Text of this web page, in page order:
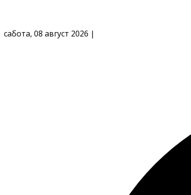
сабота, 08 август 2026 |